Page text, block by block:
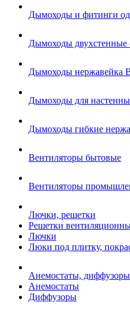
Дымоходы и фитинги
Дымоходы двухстенные
Дымоходы нержавейка
Дымоходы для
Дымоходы гибкие
Вентиляторы бытовые
Вентиляторы
Лючки, решетки
Решетки
Лючки
Люки под плитку,
Анемостаты, диффузоры
Анемостаты
Диффузоры